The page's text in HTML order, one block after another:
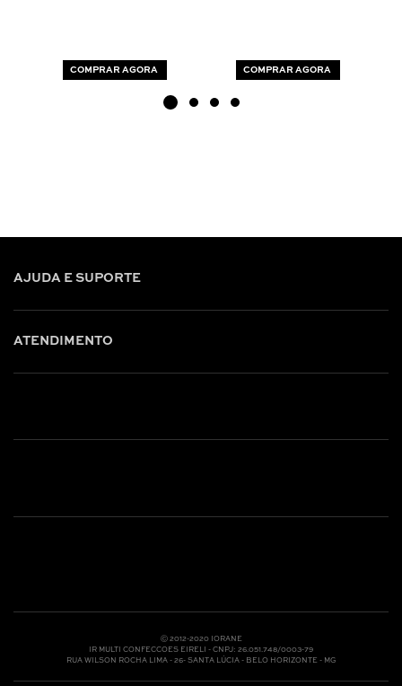
COMPRAR AGORA COMPRAR AGORA
AJUDA E SUPORTE
ATENDIMENTO
Nossas Lojas
Ⓒ 2012-2020 IORANE
IR MULTI CONFECCOES EIRELI - CNPJ: 26.051.748/0003-79
RUA WILSON ROCHA LIMA - 26- SANTA LÚCIA - BELO HORIZONTE - MG